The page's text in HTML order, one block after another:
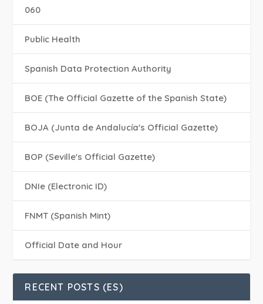
060
Public Health
Spanish Data Protection Authority
BOE (The Official Gazette of the Spanish State)
BOJA (Junta de Andalucía's Official Gazette)
BOP (Seville's Official Gazette)
DNIe (Electronic ID)
FNMT (Spanish Mint)
Official Date and Hour
RECENT POSTS (ES)